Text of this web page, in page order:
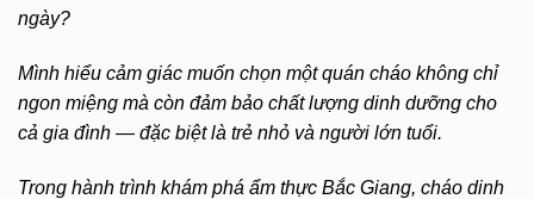
ngày?
Mình hiểu cảm giác muốn chọn một quán cháo không chỉ
ngon miệng mà còn đảm bảo chất lượng dinh dưỡng cho
cả gia đình — đặc biệt là trẻ nhỏ và người lớn tuổi.
Trong hành trình khám phá ẩm thực Bắc Giang, cháo dinh